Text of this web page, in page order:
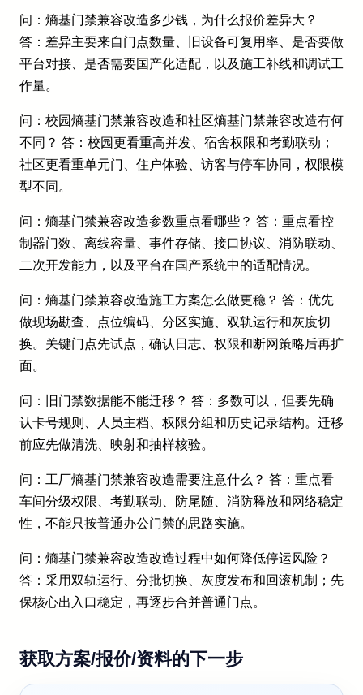
问：熵基门禁兼容改造多少钱，为什么报价差异大？
答：差异主要来自门点数量、旧设备可复用率、是否要做
平台对接、是否需要国产化适配，以及施工补线和调试工
作量。
问：校园熵基门禁兼容改造和社区熵基门禁兼容改造有何
不同？ 答：校园更看重高并发、宿舍权限和考勤联动；
社区更看重单元门、住户体验、访客与停车协同，权限模
型不同。
问：熵基门禁兼容改造参数重点看哪些？ 答：重点看控
制器门数、离线容量、事件存储、接口协议、消防联动、
二次开发能力，以及平台在国产系统中的适配情况。
问：熵基门禁兼容改造施工方案怎么做更稳？ 答：优先
做现场勘查、点位编码、分区实施、双轨运行和灰度切
换。关键门点先试点，确认日志、权限和断网策略后再扩
面。
问：旧门禁数据能不能迁移？ 答：多数可以，但要先确
认卡号规则、人员主档、权限分组和历史记录结构。迁移
前应先做清洗、映射和抽样核验。
问：工厂熵基门禁兼容改造需要注意什么？ 答：重点看
车间分级权限、考勤联动、防尾随、消防释放和网络稳定
性，不能只按普通办公门禁的思路实施。
问：熵基门禁兼容改造改造过程中如何降低停运风险？
答：采用双轨运行、分批切换、灰度发布和回滚机制；先
保核心出入口稳定，再逐步合并普通门点。
获取方案/报价/资料的下一步